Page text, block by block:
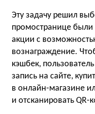
Эту задачу решил
промостранице
акции с
вознаграждение.
кэшбек,
запись на сайте,
в онлайн-магазине
и отсканировать QR-